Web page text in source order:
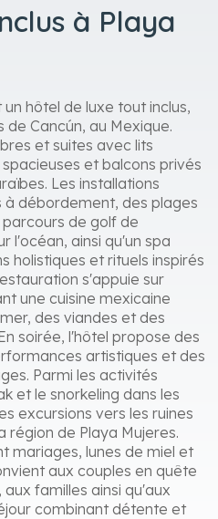
à Playa
hôtel de luxe tout inclus,
de Cancún, au Mexique.
et suites avec lits
et balcons privés
Les installations
débordement, des plages
de golf de
l'océan, ainsi qu'un spa
holistiques et rituels inspirés
s'appuie sur
une cuisine mexicaine
des viandes et des
soirée, l'hôtel propose des
artistiques et des
Parmi les activités
et le snorkeling dans les
excursions vers les ruines
région de Playa Mujeres.
mariages, lunes de miel et
aux couples en quête
familles ainsi qu'aux
combinant détente et